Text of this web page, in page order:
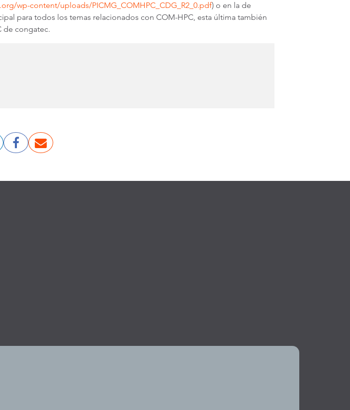
wp-content/uploads/PICMG_COMHPC_CDG_R2_0.pdf) o en la de
para todos los temas relacionados con COM-HPC, esta última también
de congatec.